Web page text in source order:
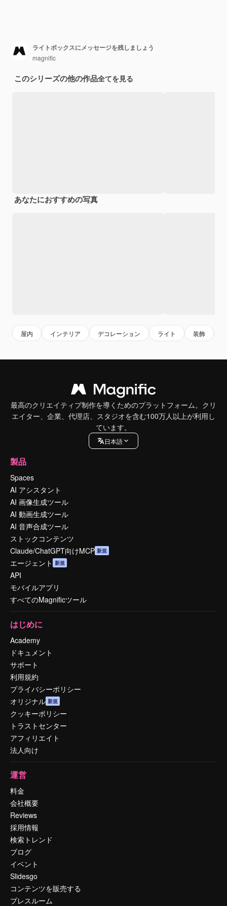
ライトボックスにメッセージを残しましょう
magnific
このシリーズの他の作品全てを見る
あなたにおすすめの写真
屋内 インテリア デコレーション ライト 装飾
最高のクリエイティブ制作を導くためのプラットフォーム。クリ
エイター、企業、代理店、スタジオを含む100万人以上が利用し
ています。
日本語
製品
Spaces
AI アシスタント
AI 画像生成ツール
AI 動画生成ツール
AI 音声合成ツール
ストックコンテンツ
Claude/ChatGPT向けMCP 新規
エージェント 新規
API
モバイルアプリ
すべてのMagnificツール
はじめに
Academy
ドキュメント
サポート
利用規約
プライバシーポリシー
オリジナル 新規
クッキーポリシー
トラストセンター
アフィリエイト
法人向け
運営
料金
会社概要
Reviews
採用情報
検索トレンド
ブログ
イベント
Slidesgo
コンテンツを販売する
プレスルーム